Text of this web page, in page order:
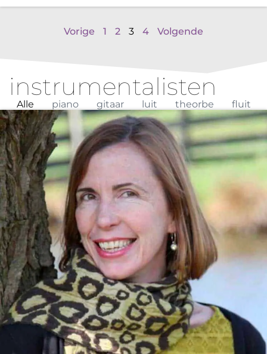
Vorige 1 2 3 4 Volgende
instrumentalisten
piano gitaar luit theorbe fluit
Alle